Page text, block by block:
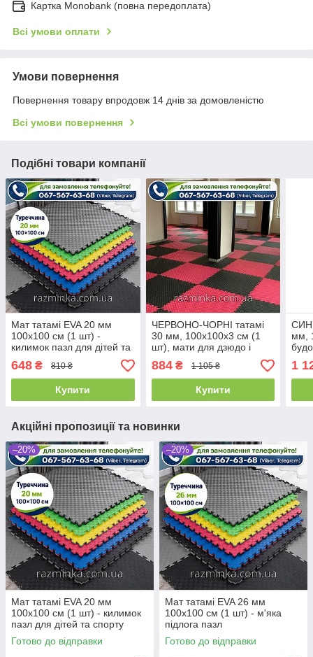
Картка Monobank (повна передоплата)
Всі умови оплати
Умови повернення
Повернення товару впродовж 14 днів за домовленістю
Всі умови повернення
Подібні товари компанії
Мат татамі EVA 20 мм
100х100 см (1 шт) -
килимок пазл для дітей та
спорту
648 ₴ 810 ₴
Купити
ЧЕРВОНО-ЧОРНІ татамі
30 мм, 100х100х3 см (1
шт), мати для дзюдо і
карате
884₴ 1 105 ₴
Купити
мм,
1
Акційні пропозиції та новинки
–20%
Мат татамі EVA 20 мм
100х100 см (1 шт) - килимок
пазл для дітей та спорту
Готово до відправки
–20%
Мат татамі EVA 26 мм
100х100 см (1 шт) - м'яка
підлога пазл
Готово до відправки